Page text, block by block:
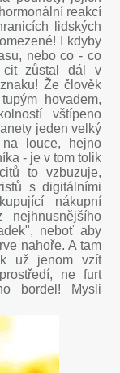
reakcí
lidských
I kdyby
nebo co - co
zůstal dál v
Že člověk
hovadem,
vštípeno
jeden velký
louce, hejno
- je v tom tolik
to vzbuzuje,
s digitálními
nákupní
neboť aby
nahoře. A tam
už jenom vzít
ne furt
bordel! Mysli